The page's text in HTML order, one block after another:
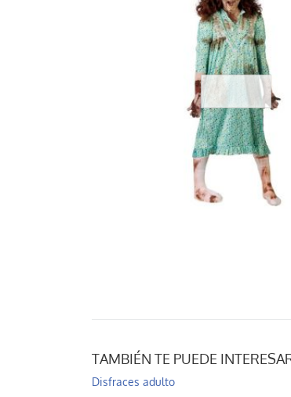
TAMBIÉN TE PUEDE
Disfraces adulto